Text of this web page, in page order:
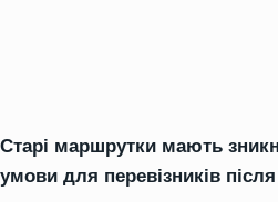
Старі маршрутки мають
умови для перевізників